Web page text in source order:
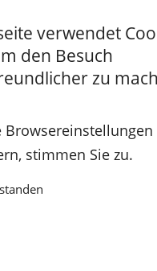
verwendet
den Besuch
zu
stimmen Sie zu.
Fussball
Impressum